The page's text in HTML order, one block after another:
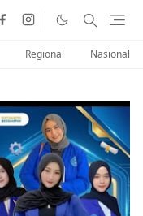
Regional Nasional